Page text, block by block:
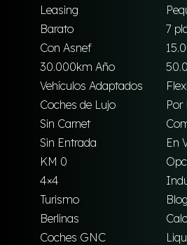
Leasing
Barato
7
Con Asnef
30.000km Año
Vehículos Adaptados
Coches de Lujo
Por
Sin Carnet
Sin Entrada
En
KM 0
4×4
Turismo
Blog
Berlinas
Coches GNC